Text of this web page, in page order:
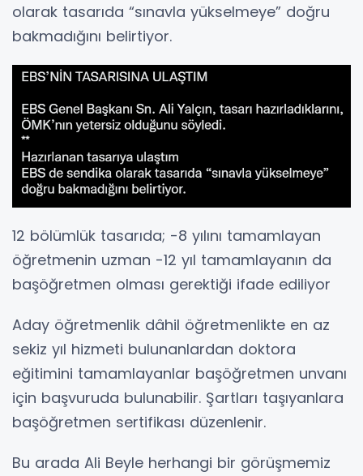
olarak tasarıda “sınavla yükselmeye” doğru
bakmadığını belirtiyor.
12 bölümlük tasarıda; -8 yılını tamamlayan
öğretmenin uzman -12 yıl tamamlayanın da
başöğretmen olması gerektiği ifade ediliyor
Aday öğretmenlik dâhil öğretmenlikte en az
sekiz yıl hizmeti bulunanlardan doktora
eğitimini tamamlayanlar başöğretmen unvanı
için başvuruda bulunabilir. Şartları taşıyanlara
başöğretmen sertifikası düzenlenir.
Bu arada Ali Beyle herhangi bir görüşmemiz